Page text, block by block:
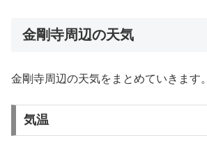
金剛寺周辺の天気
金剛寺周辺の天気をまとめていきます。
気温